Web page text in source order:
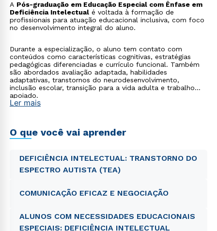
A Pós-graduação em Educação Especial com Ênfase em
Deficiência Intelectual é voltada à formação de
profissionais para atuação educacional inclusiva, com foco
no desenvolvimento integral do aluno.
Durante a especialização, o aluno tem contato com
conteúdos como características cognitivas, estratégias
pedagógicas diferenciadas e currículo funcional. Também
são abordados avaliação adaptada, habilidades
adaptativas, transtornos do neurodesenvolvimento,
inclusão escolar, transição para a vida adulta e trabalho
apoiado.
Ler mais
O que você vai aprender
DEFICIÊNCIA INTELECTUAL: TRANSTORNO DO
ESPECTRO AUTISTA (TEA)
COMUNICAÇÃO EFICAZ E NEGOCIAÇÃO
ALUNOS COM NECESSIDADES EDUCACIONAIS
ESPECIAIS: DEFICIÊNCIA INTELECTUAL